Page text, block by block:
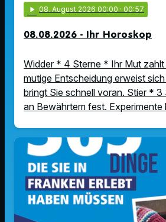
play_arrow 08. August 2026 00:00 · 00:57
08.08.2026 - Ihr Horoskop
Widder * 4 Sterne * Ihr Mut zahlt
mutige Entscheidung erweist
bringt Sie schnell voran. Stier *
an Bewährtem fest. Experimente